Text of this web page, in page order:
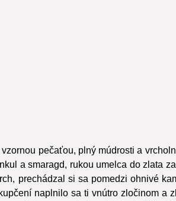
pečaťou, plný múdrosti a
a smaragd, rukou umelca do zlata
prechádzal si sa pomedzi ohnivé
naplnilo sa ti vnútro zločinom a